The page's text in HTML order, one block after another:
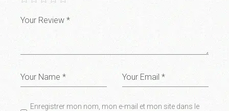
Enregistrer mon nom, mon e-mail et mon site dans le